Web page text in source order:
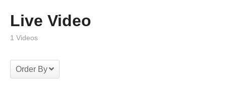
Live Video
1 Videos
Order By